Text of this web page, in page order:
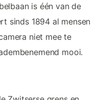
is één van de
sinds 1894 al mensen
niet mee te
mooi.